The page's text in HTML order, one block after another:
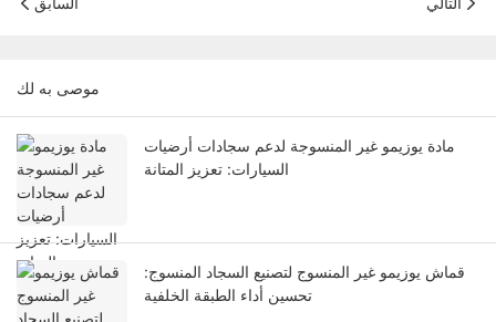
موصى به لك
مادة يوزيمو غير المنسوجة لدعم سجادات أرضيات
السيارات: تعزيز المتانة
قماش يوزيمو غير المنسوج لتصنيع السجاد المنسوج:
تحسين أداء الطبقة الخلفية